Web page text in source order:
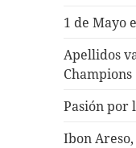
1 de Mayo
Apellidos
Champions
Pasión por
Ibon